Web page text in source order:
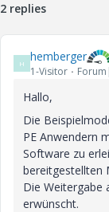
2 replies
H hemberger
1-Visitor
Hallo,
Die
PE Anwendern
Software zu
bereitgestellten
Die Weitergabe
erwünscht.